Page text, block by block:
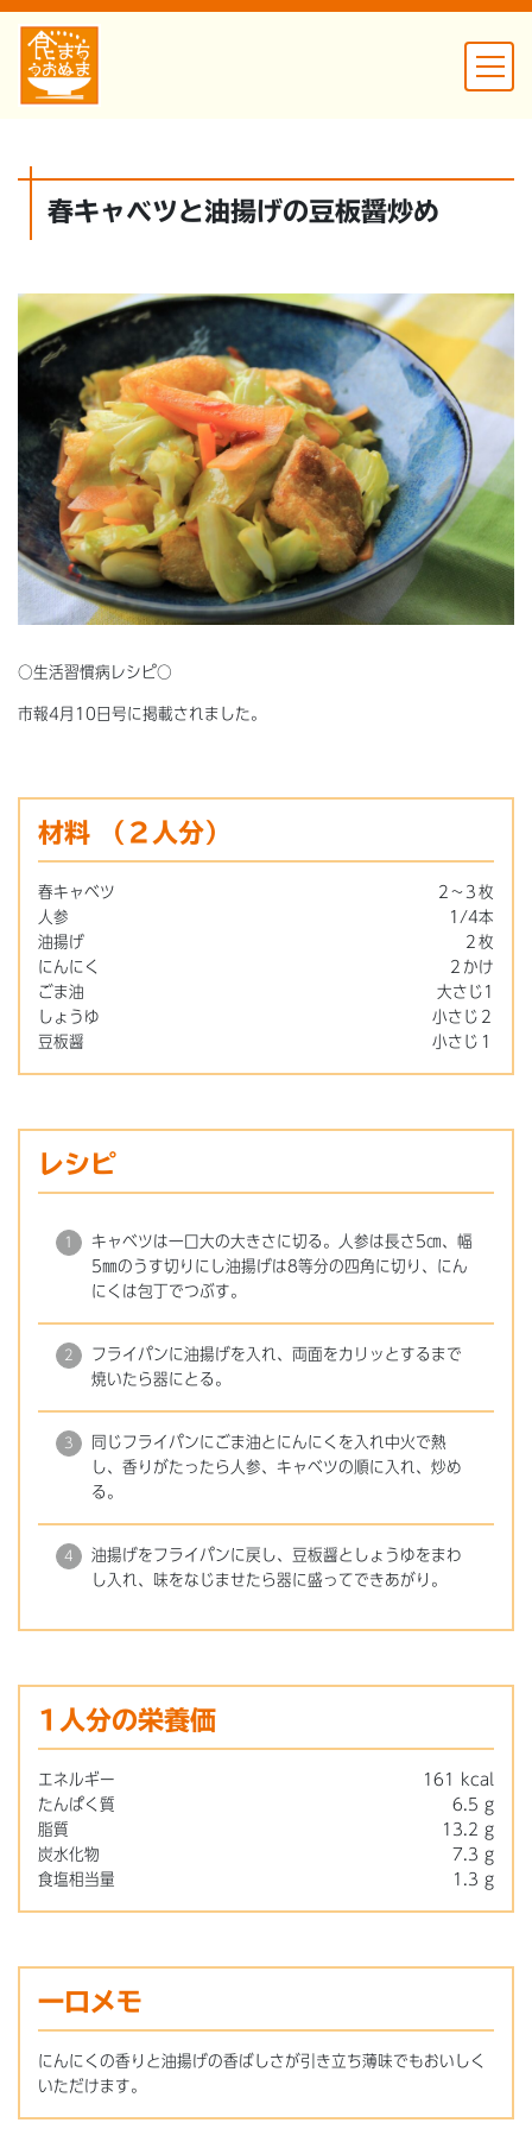
春キャベツと油揚げの豆板醤炒め
○生活習慣病レシピ○
市報4月10日号に掲載されました。
材料 （２人分）
春キャベツ
２~３枚
人参
1/4本
油揚げ
２枚
にんにく
２かけ
ごま油
大さじ1
しょうゆ
小さじ２
豆板醤
小さじ１
レシピ
キャベツは一口大の大きさに切る。人参は長さ5㎝、幅
5㎜のうす切りにし油揚げは8等分の四角に切り、にん
にくは包丁でつぶす。
フライパンに油揚げを入れ、両面をカリッとするまで
焼いたら器にとる。
同じフライパンにごま油とにんにくを入れ中火で熱
し、香りがたったら人参、キャベツの順に入れ、炒め
る。
油揚げをフライパンに戻し、豆板醤としょうゆをまわ
し入れ、味をなじませたら器に盛ってできあがり。
1人分の栄養価
エネルギー
161 kcal
たんぱく質
6.5 g
脂質
13.2 g
炭水化物
7.3 g
食塩相当量
1.3 g
一口メモ
にんにくの香りと油揚げの香ばしさが引き立ち薄味でもおいしく
いただけます。